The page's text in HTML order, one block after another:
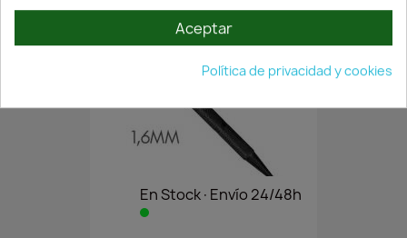
En Stock·Envío 24/48h
Aceptar
Política de privacidad y cookies